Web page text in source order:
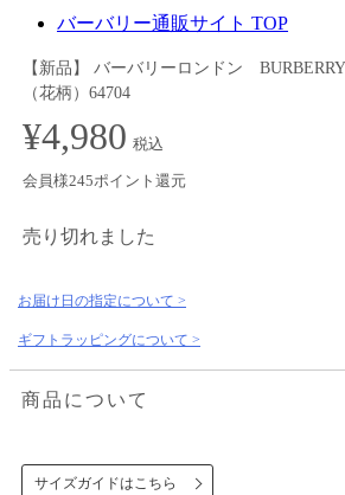
バーバリー通販サイト TOP
【新品】 バーバリーロンドン
（花柄）64704
¥4,980 税込
会員様245ポイント還元
売り切れました
お届け日の指定について >
ギフトラッピングについて >
商品について
サイズガイドはこちら